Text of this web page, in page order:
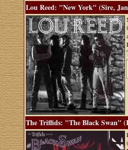
Lou Reed: "New York" (Sire,
The Triffids: "The Black Swan"